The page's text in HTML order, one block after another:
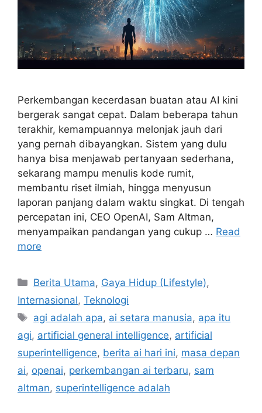
Perkembangan kecerdasan buatan atau AI kini
bergerak sangat cepat. Dalam beberapa tahun
terakhir, kemampuannya melonjak jauh dari
yang pernah dibayangkan. Sistem yang dulu
hanya bisa menjawab pertanyaan sederhana,
sekarang mampu menulis kode rumit,
membantu riset ilmiah, hingga menyusun
laporan panjang dalam waktu singkat. Di tengah
percepatan ini, CEO OpenAI, Sam Altman,
menyampaikan pandangan yang cukup … Read
more
C
a
e
g
o
r
i
Berita Utama, Gaya Hidup (Lifestyle),
Internasional, Teknologi
T
s
agi adalah apa, ai setara manusia, apa itu
agi, artificial general intelligence, artificial
superintelligence, berita ai hari ini, masa depan
ai, openai, perkembangan ai terbaru, sam
altman, superintelligence adalah